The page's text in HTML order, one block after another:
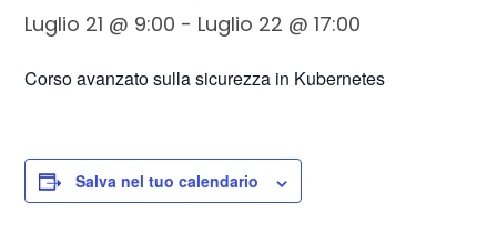
Luglio 21 @ 9:00 - Luglio 22 @ 17:00
Corso avanzato sulla sicurezza in Kubernetes
Salva nel tuo calendario